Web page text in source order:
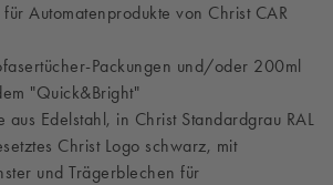
Automatenprodukte von Christ CAR
Packungen und/oder 200ml
"Quick&Bright"
aus Edelstahl, in Christ Standardgrau RAL
Christ Logo schwarz, mit
und Trägerblechen für